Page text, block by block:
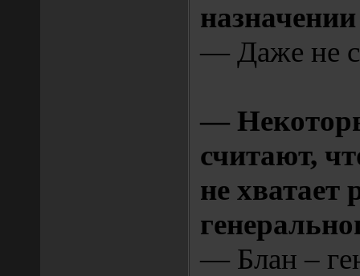
— Даже не
—
считают,
не хватает
— Блан –